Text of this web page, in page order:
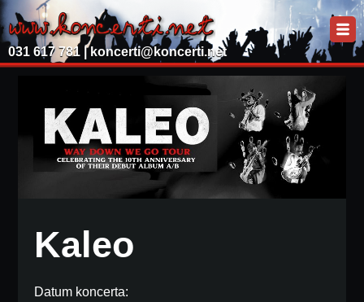
031 617 781 | koncerti@koncerti.net
Kaleo
Datum koncerta: